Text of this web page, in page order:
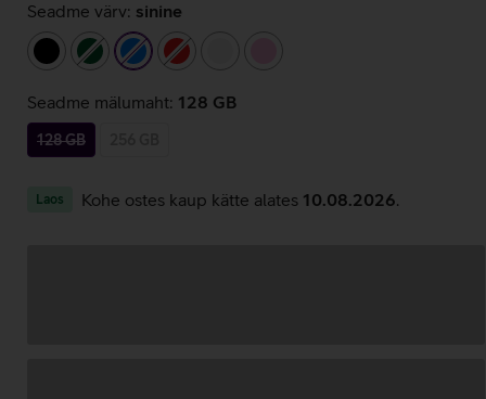
Seadme värv: sinine
musttumeroheline
sininepunane
Seadme mälumaht: 128 GB
128 GB
Laos Kohe ostes kaup kätte alates 10.08.2026